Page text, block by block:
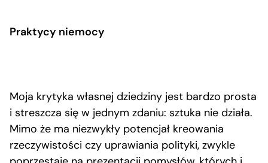
Praktycy niemocy
Moja krytyka własnej dziedziny jest bardzo prosta
i streszcza się w jednym zdaniu: sztuka nie działa.
Mimo że ma niezwykły potencjał kreowania
rzeczywistości czy uprawiania polityki, zwykle